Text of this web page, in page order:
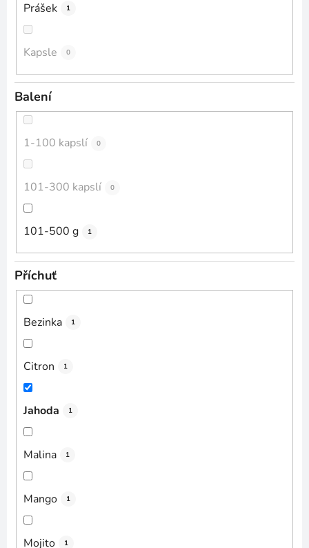
Prášek 1
Kapsle 0
Balení
1-100 kapslí 0
101-300 kapslí 0
101-500 g 1
Příchuť
Bezinka 1
Citron 1
Jahoda 1
Malina 1
Mango 1
Mojito 1